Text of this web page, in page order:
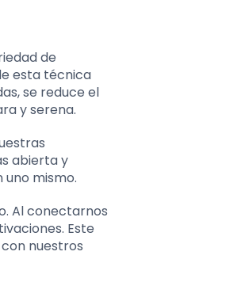
de
esta técnica
se reduce el
y serena.
abierta y
mismo.
Al conectarnos
Este
nuestros